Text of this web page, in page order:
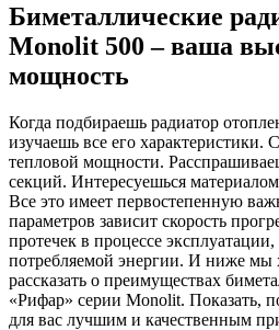
Биметаллические
Monolit 500 – ваша
мощность
Когда подбираешь радиатор
изучаешь все его характеристики.
тепловой мощности.
секций. Интересуешься
Все это имеет первостепенную
параметров зависит скорость
протечек в процессе
потребляемой энергии. И ниже мы
рассказать о преимуществах
«Рифар» серии Monolit. Показать,
для вас лучшим и качественным